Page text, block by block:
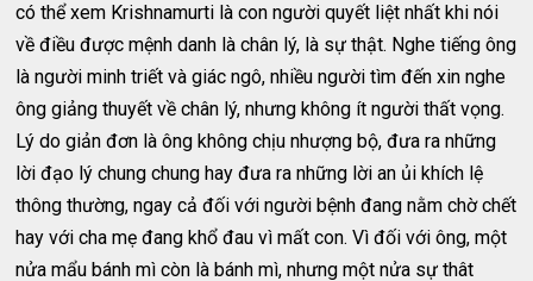
có thể xem Krishnamurti là con người quyết liệt nhất khi nói
về điều được mệnh danh là chân lý, là sự thật. Nghe tiếng ông
là người minh triết và giác ngô, nhiều người tìm đến xin nghe
ông giảng thuyết về chân lý, nhưng không ít người thất vọng.
Lý do giản đơn là ông không chịu nhượng bộ, đưa ra những
lời đạo lý chung chung hay đưa ra những lời an ủi khích lệ
thông thường, ngay cả đối với người bệnh đang nằm chờ chết
hay với cha mẹ đang khổ đau vì mất con. Vì đối với ông, một
nửa mẩu bánh mì còn là bánh mì, nhưng một nửa sự thât